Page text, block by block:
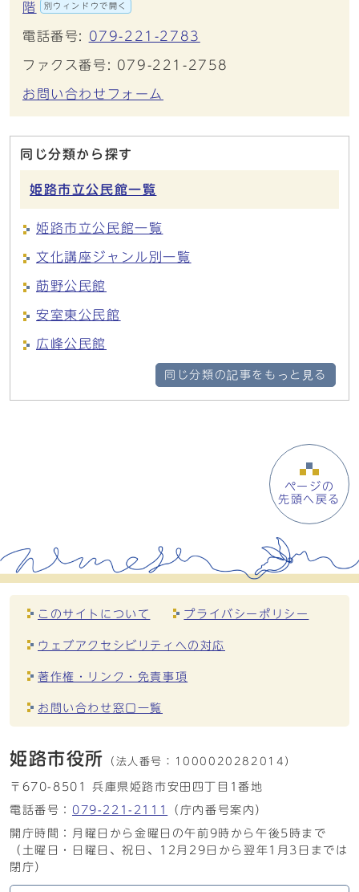
階
別ウィンドウで開く
電話番号: 079-221-2783
ファクス番号: 079-221-2758
お問い合わせフォーム
同じ分類から探す
姫路市立公民館一覧
姫路市立公民館一覧
文化講座ジャンル別一覧
莇野公民館
安室東公民館
広峰公民館
同じ分類の記事をもっと見る
ページの
先頭へ戻る
このサイトについて プライバシーポリシー
ウェブアクセシビリティへの対応
著作権・リンク・免責事項
お問い合わせ窓口一覧
姫路市役所 （法人番号： 1000020282014）
〒670-8501 兵庫県姫路市安田四丁目1番地
電話番号： 079-221-2111
（庁内番号案内）
開庁時間：月曜日から金曜日の午前9時から午後5時まで
（土曜日・日曜日、祝日、12月29日から翌年1月3日までは
閉庁）